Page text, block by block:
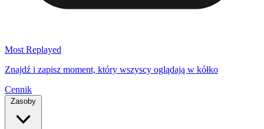
Most Replayed
Znajdź i zapisz moment, który wszyscy oglądają w kółko
Cennik
Zasoby